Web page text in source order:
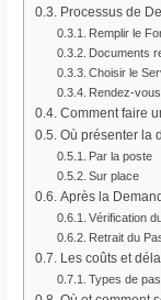
Processus de
Remplir le
Documents
Choisir le
Rendez-
Comment faire
Où présenter la
Par la poste
Sur place
Après la
Vérification
Retrait du
Les coûts et
Types de